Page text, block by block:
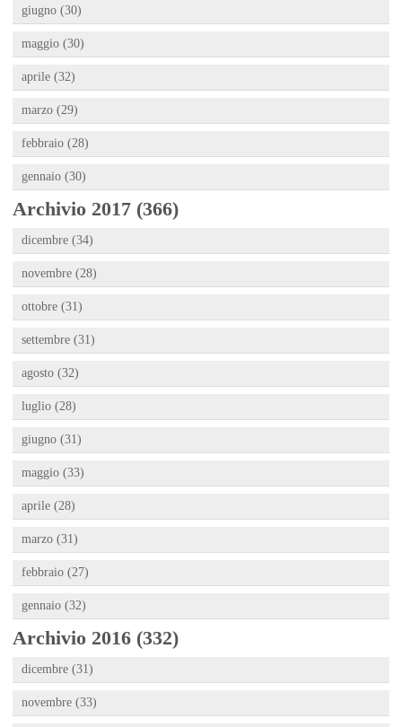
giugno (30)
maggio (30)
aprile (32)
marzo (29)
febbraio (28)
gennaio (30)
Archivio 2017 (366)
dicembre (34)
novembre (28)
ottobre (31)
settembre (31)
agosto (32)
luglio (28)
giugno (31)
maggio (33)
aprile (28)
marzo (31)
febbraio (27)
gennaio (32)
Archivio 2016 (332)
dicembre (31)
novembre (33)